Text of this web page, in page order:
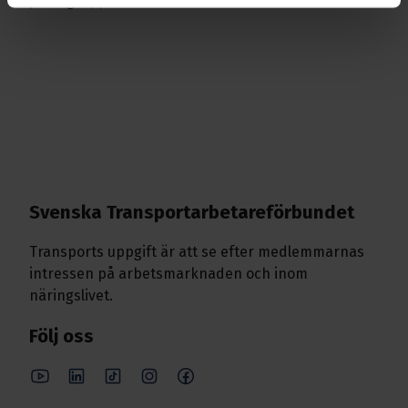
Svenska Transport­arbetare­förbundet
Transports uppgift är att se efter medlemmarnas
intressen på arbetsmarknaden och inom
näringslivet.
Följ oss